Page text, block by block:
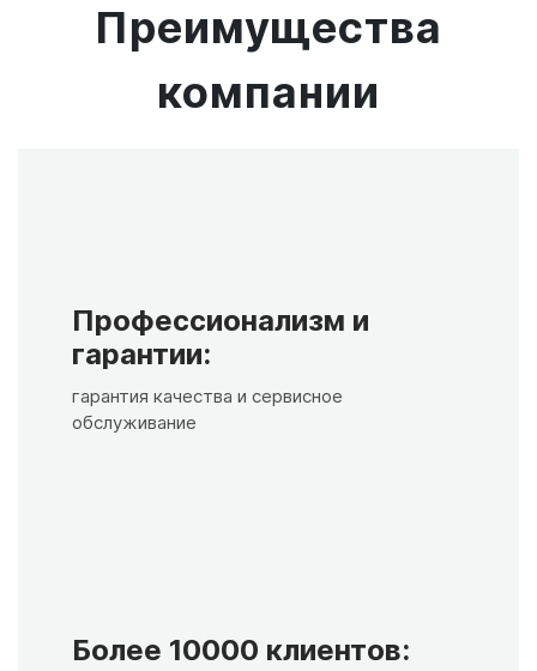
Преимущества
компании
Профессионализм и
гарантии:
гарантия качества и сервисное
обслуживание
Более 10000 клиентов: